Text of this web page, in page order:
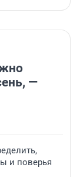
—
и поверья